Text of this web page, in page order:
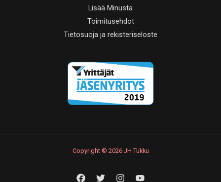
Lisää Minusta
Toimitusehdot
Tietosuoja ja rekisteriseloste
Copyright © 2026 JH Tukku